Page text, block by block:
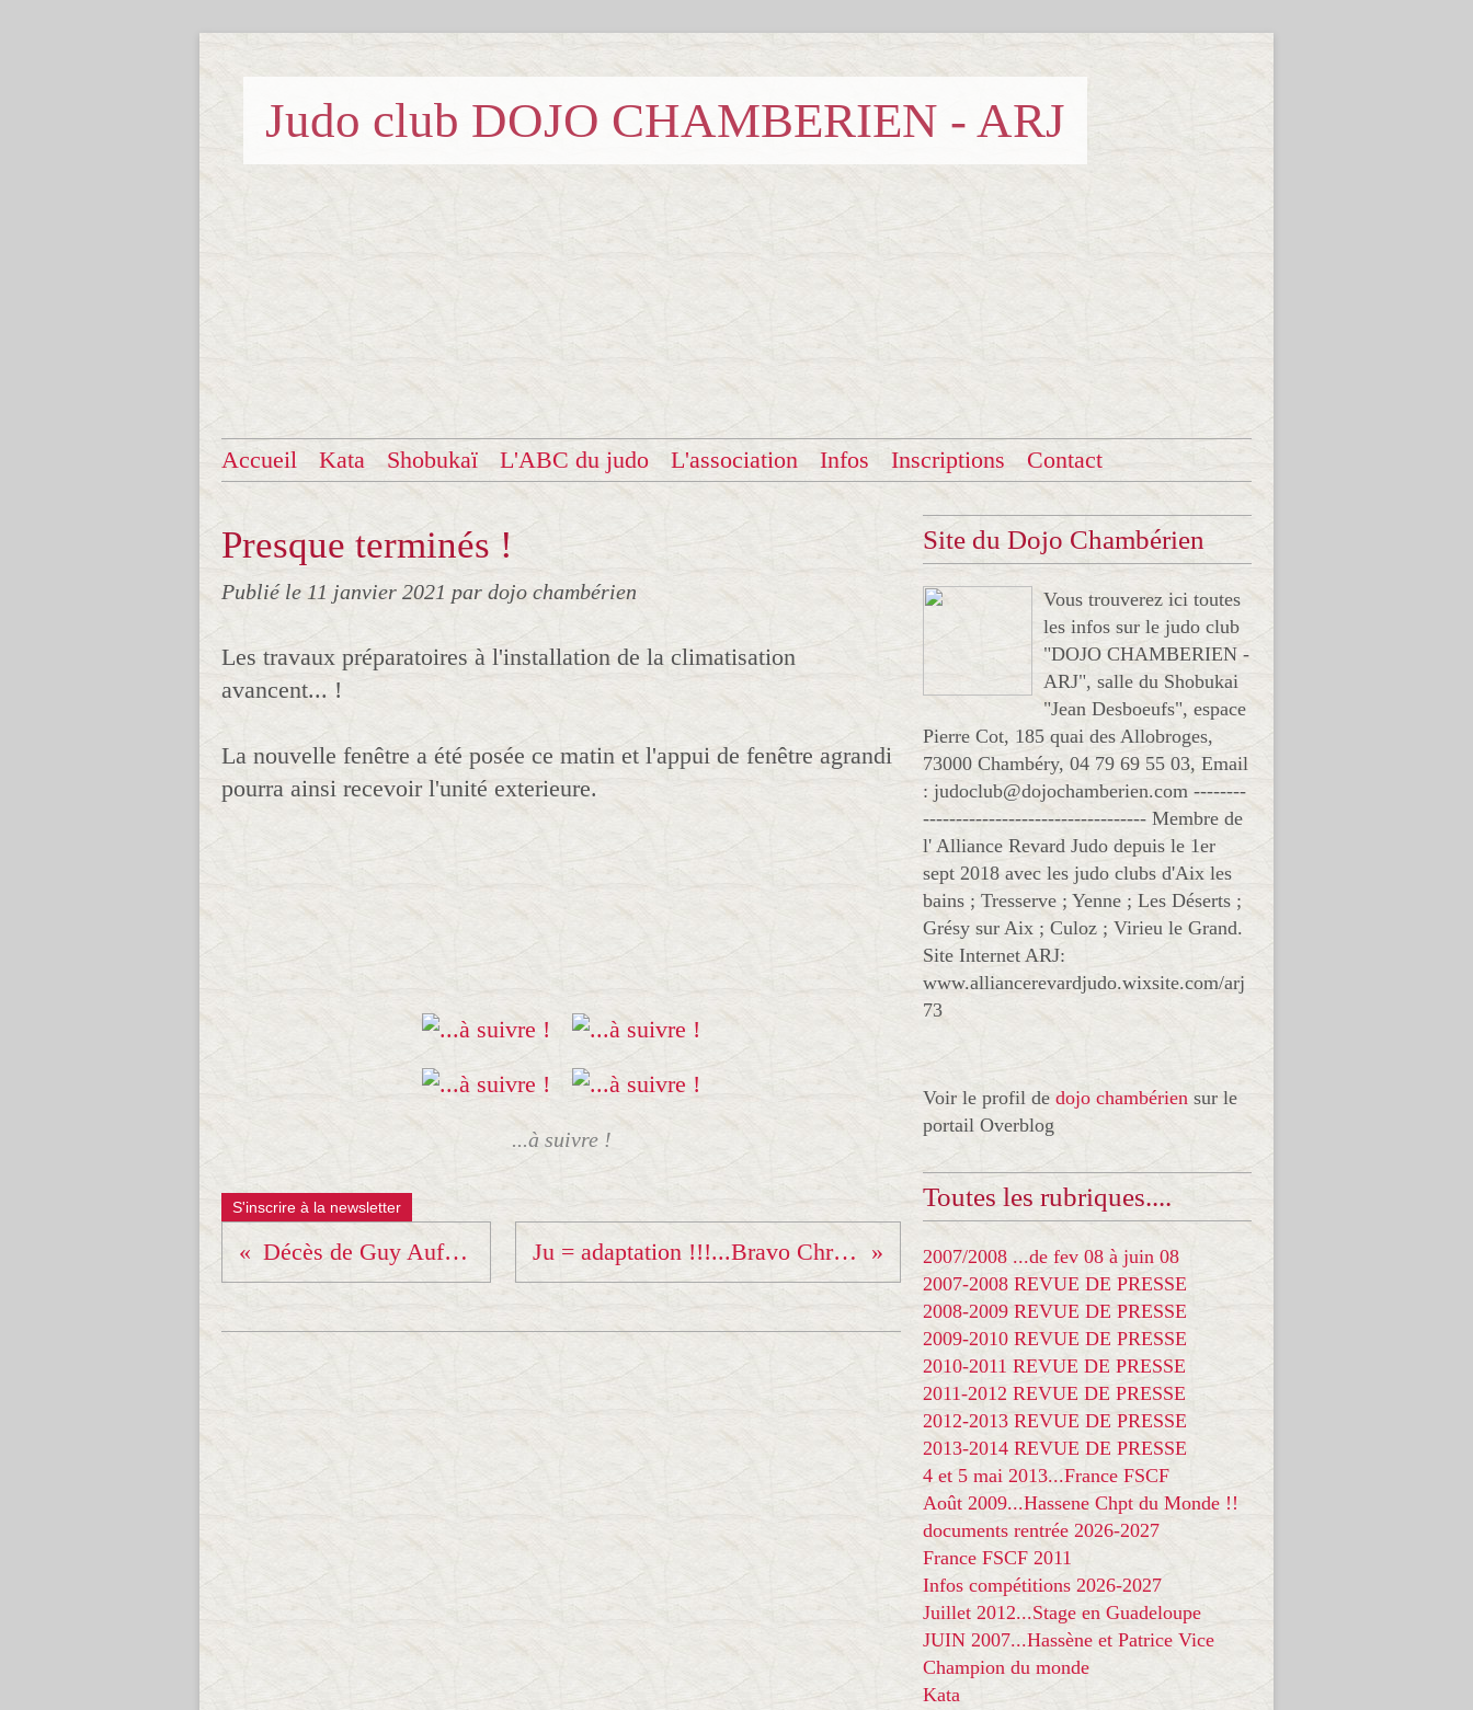
Judo club DOJO CHAMBERIEN - ARJ
Accueil Kata Shobukaï L'ABC du judo L'association Infos Inscriptions Contact
Presque terminés !
Publié le 11 janvier 2021 par dojo chambérien
Les travaux préparatoires à l'installation de la climatisation
avancent... !
La nouvelle fenêtre a été posée ce matin et l'appui de fenêtre agrandi
pourra ainsi recevoir l'unité exterieure.
...à suivre !
S'inscrire à la newsletter
Décès de Guy Auffray... Ju = adaptation !!!...Bravo Christine !
Site du Dojo Chambérien
Vous trouverez ici toutes
les infos sur le judo club
"DOJO CHAMBERIEN -
ARJ", salle du Shobukai
"Jean Desboeufs", espace
Pierre Cot, 185 quai des Allobroges,
73000 Chambéry, 04 79 69 55 03, Email
: judoclub@dojochamberien.com --------
---------------------------------- Membre de
l' Alliance Revard Judo depuis le 1er
sept 2018 avec les judo clubs d'Aix les
bains ; Tresserve ; Yenne ; Les Déserts ;
Grésy sur Aix ; Culoz ; Virieu le Grand.
Site Internet ARJ:
www.alliancerevardjudo.wixsite.com/arj
73
Voir le profil de dojo chambérien sur le
portail Overblog
Toutes les rubriques....
2007/2008 ...de fev 08 à juin 08
2007-2008 REVUE DE PRESSE
2008-2009 REVUE DE PRESSE
2009-2010 REVUE DE PRESSE
2010-2011 REVUE DE PRESSE
2011-2012 REVUE DE PRESSE
2012-2013 REVUE DE PRESSE
2013-2014 REVUE DE PRESSE
4 et 5 mai 2013...France FSCF
Août 2009...Hassene Chpt du Monde !!
documents rentrée 2026-2027
France FSCF 2011
Infos compétitions 2026-2027
Juillet 2012...Stage en Guadeloupe
JUIN 2007...Hassène et Patrice Vice
Champion du monde
Kata